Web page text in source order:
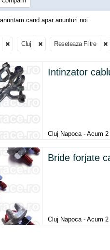
cand apar anunturi noi
Cluj Reseteaza Filtre
Intinzator
Cluj Napoca - Acum 2
Bride forjate
Cluj Napoca - Acum 2